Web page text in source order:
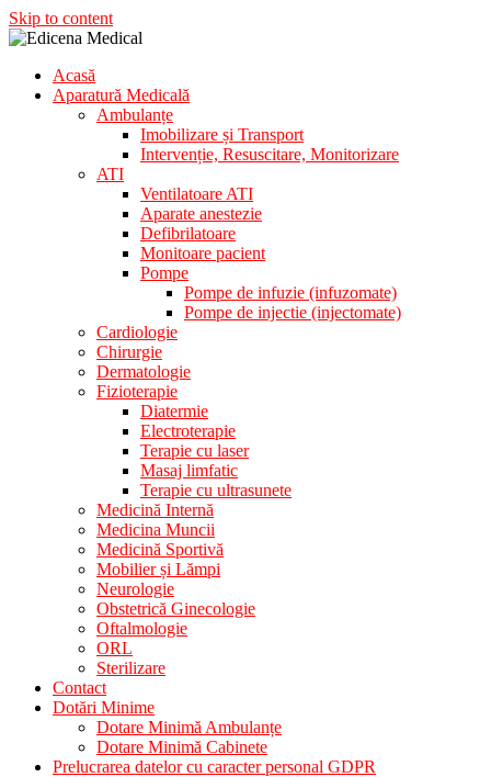
Skip to content
Edicena Medical
Aparatura Medicala
Acasă
Aparatură Medicală
Ambulanțe
Imobilizare și Transport
Intervenție, Resuscitare, Monitorizare
ATI
Ventilatoare ATI
Aparate anestezie
Defibrilatoare
Monitoare pacient
Pompe
Pompe de infuzie (infuzomate)
Pompe de injectie (injectomate)
Cardiologie
Chirurgie
Dermatologie
Fizioterapie
Diatermie
Electroterapie
Terapie cu laser
Masaj limfatic
Terapie cu ultrasunete
Medicină Internă
Medicina Muncii
Medicină Sportivă
Mobilier și Lămpi
Neurologie
Obstetrică Ginecologie
Oftalmologie
ORL
Sterilizare
Contact
Dotări Minime
Dotare Minimă Ambulanțe
Dotare Minimă Cabinete
Prelucrarea datelor cu caracter personal GDPR